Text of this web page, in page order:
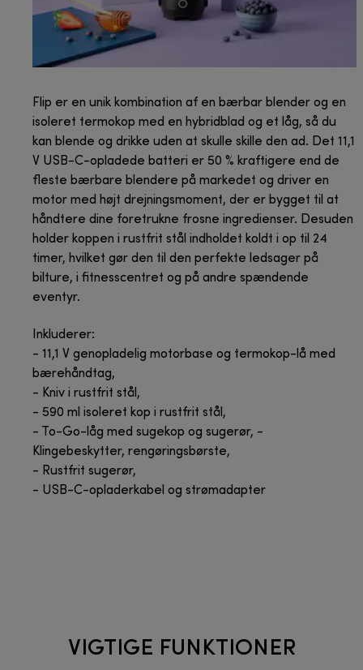
Flip er en unik kombination af en bærbar blender og en
isoleret termokop med en hybridblad og et låg, så du
kan blende og drikke uden at skulle skille den ad. Det 11,1
V USB-C-opladede batteri er 50 % kraftigere end de
fleste bærbare blendere på markedet og driver en
motor med højt drejningsmoment, der er bygget til at
håndtere dine foretrukne frosne ingredienser. Desuden
holder koppen i rustfrit stål indholdet koldt i op til 24
timer, hvilket gør den til den perfekte ledsager på
bilture, i fitnesscentret og på andre spændende
eventyr.
Inkluderer:
- 11,1 V genopladelig motorbase og termokop-lå med
bærehåndtag,
- Kniv i rustfrit stål,
- 590 ml isoleret kop i rustfrit stål,
- To-Go-låg med sugekop og sugerør, -
Klingebeskytter, rengøringsbørste,
- Rustfrit sugerør,
- USB-C-opladerkabel og strømadapter
VIGTIGE FUNKTIONER